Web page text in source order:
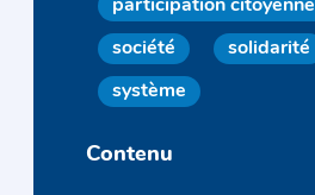
participation citoyenne
société solidarité
système
Contenu